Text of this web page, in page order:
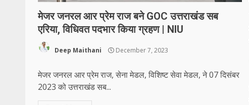
मेजर जनरल आर प्रेम राज बने GOC उत्तराखंड सब
एरिया, विधिवत पदभार किया ग्रहण | NIU
Deep Maithani December 7, 2023
मेजर जनरल आर प्रेम राज, सेना मेडल, विशिष्ट सेवा मेडल, ने 07 दिसंबर
2023 को उत्तराखंड सब...